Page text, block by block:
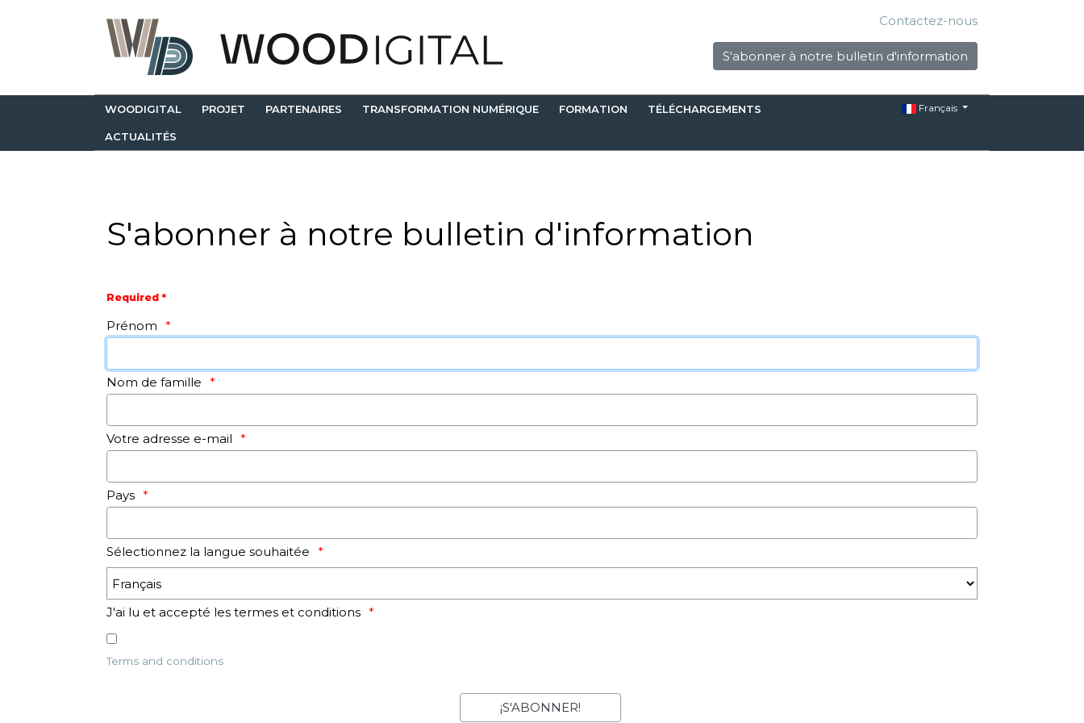
Contactez-nous
S'abonner à notre bulletin d'information
WOODIGITAL PROJET PARTENAIRES TRANSFORMATION NUMÉRIQUE FORMATION TÉLÉCHARGEMENTS
ACTUALITÉS
Français
S'abonner à notre bulletin d'information
Required *
Prénom
Nom de famille
Votre adresse e-mail
Pays
Sélectionnez la langue souhaitée
J'ai lu et accepté les termes et conditions
Terms and conditions